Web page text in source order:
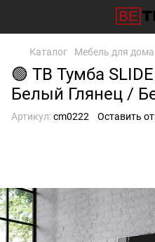
Каталог Мебель для дома
🟢 ТВ Тумба
Белый Глянец /
Артикул:cm0222 Оставить